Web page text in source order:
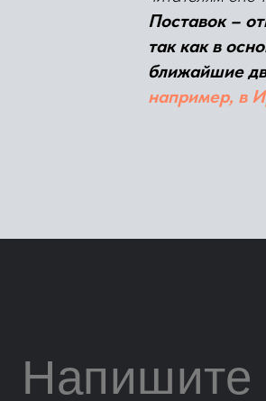
Поставок –
так как в
ближайшие
например, в
Напишите